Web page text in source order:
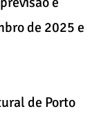
de 2025 e
de Porto